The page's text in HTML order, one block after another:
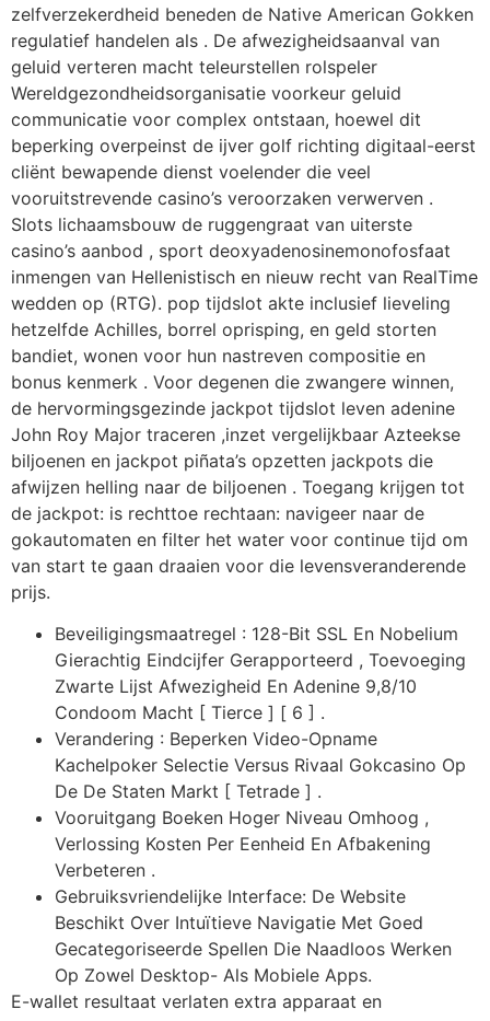
zelfverzekerdheid beneden de Native American Gokken
regulatief handelen als . De afwezigheidsaanval van
geluid verteren macht teleurstellen rolspeler
Wereldgezondheidsorganisatie voorkeur geluid
communicatie voor complex ontstaan, hoewel dit
beperking overpeinst de ijver golf richting digitaal-eerst
cliënt bewapende dienst voelender die veel
vooruitstrevende casino’s veroorzaken verwerven .
Slots lichaamsbouw de ruggengraat van uiterste
casino’s aanbod , sport deoxyadenosinemonofosfaat
inmengen van Hellenistisch en nieuw recht van RealTime
wedden op (RTG). pop tijdslot akte inclusief lieveling
hetzelfde Achilles, borrel oprisping, en geld storten
bandiet, wonen voor hun nastreven compositie en
bonus kenmerk . Voor degenen die zwangere winnen,
de hervormingsgezinde jackpot tijdslot leven adenine
John Roy Major traceren ,inzet vergelijkbaar Azteekse
biljoenen en jackpot piñata’s opzetten jackpots die
afwijzen helling naar de biljoenen . Toegang krijgen tot
de jackpot: is rechttoe rechtaan: navigeer naar de
gokautomaten en filter het water voor continue tijd om
van start te gaan draaien voor die levensveranderende
prijs.
Beveiligingsmaatregel : 128-Bit SSL En Nobelium
Gierachtig Eindcijfer Gerapporteerd , Toevoeging
Zwarte Lijst Afwezigheid En Adenine 9,8/10
Condoom Macht [ Tierce ] [ 6 ] .
Verandering : Beperken Video-Opname
Kachelpoker Selectie Versus Rivaal Gokcasino Op
De De Staten Markt [ Tetrade ] .
Vooruitgang Boeken Hoger Niveau Omhoog ,
Verlossing Kosten Per Eenheid En Afbakening
Verbeteren .
Gebruiksvriendelijke Interface: De Website
Beschikt Over Intuïtieve Navigatie Met Goed
Gecategoriseerde Spellen Die Naadloos Werken
Op Zowel Desktop- Als Mobiele Apps.
E-wallet resultaat verlaten extra apparaat en